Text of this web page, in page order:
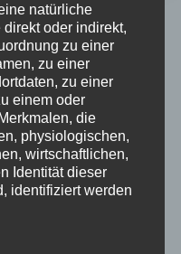
Zeit und darüber hinaus Gut
Frauen, die interessante
Handke, Literatur-
nachts
natürliche
oder indirekt,
zu einer
zu einer
zu einer
einem oder
die
physiologischen,
wirtschaftlichen,
Identität dieser
identifiziert werden